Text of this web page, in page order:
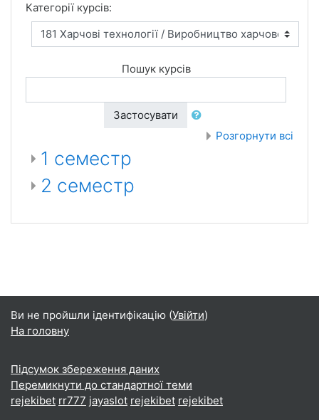
Категорії курсів:
Пошук курсів
Застосувати
Розгорнути всі
1 семестр
2 семестр
Ви не пройшли ідентифікацію (Увійти)
На головну
Підсумок збереження даних
Перемикнути до стандартної теми
rejekibet rr777 jayaslot rejekibet rejekibet